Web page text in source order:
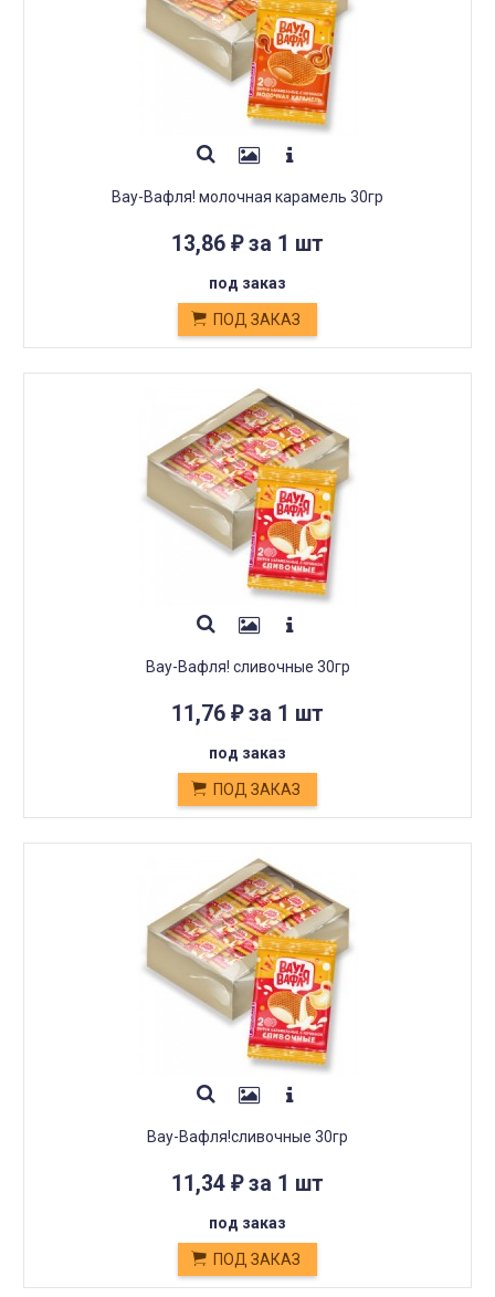
Вау-Вафля! молочная карамель 30гр
13,86 ₽за 1 шт
под заказ
ПОД ЗАКАЗ
Вау-Вафля! сливочные 30гр
11,76 ₽за 1 шт
под заказ
ПОД ЗАКАЗ
Вау-Вафля!сливочные 30гр
11,34 ₽за 1 шт
под заказ
ПОД ЗАКАЗ